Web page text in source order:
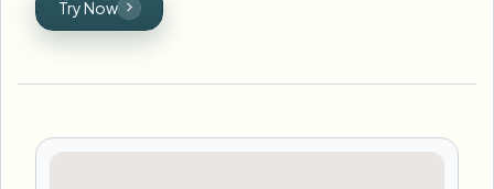
Try Now